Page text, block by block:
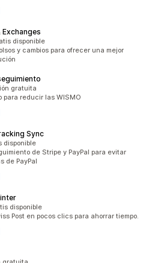
Exchanges
disponible
y cambios para ofrecer una mejor
gratuita
para reducir las WISMO
Sync
disponible
de Stripe y PayPal para evitar
de PayPal
disponible
Post en pocos clics para ahorrar tiempo.